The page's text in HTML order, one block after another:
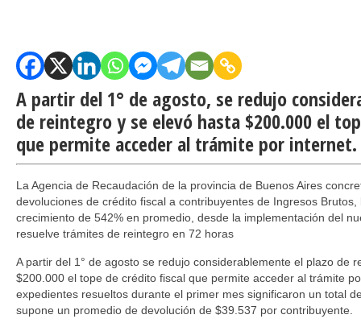
A partir del 1° de agosto, se redujo
de reintegro y se elevó hasta $200.000 el
que permite acceder al trámite por internet.
La Agencia de Recaudación de la provincia de Buenos Aires
devoluciones de crédito fiscal a contribuyentes de Ingresos
crecimiento de 542% en promedio, desde la implementación del
resuelve trámites de reintegro en 72 horas
A partir del 1° de agosto se redujo considerablemente el plazo de
$200.000 el tope de crédito fiscal que permite acceder al trámite
expedientes resueltos durante el primer mes significaron un total
supone un promedio de devolución de $39.537 por contribuyente.